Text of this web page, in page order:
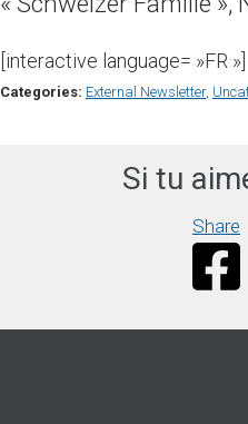
[interactive language= »FR »]
Categories: External Newsletter,
Si tu
Share